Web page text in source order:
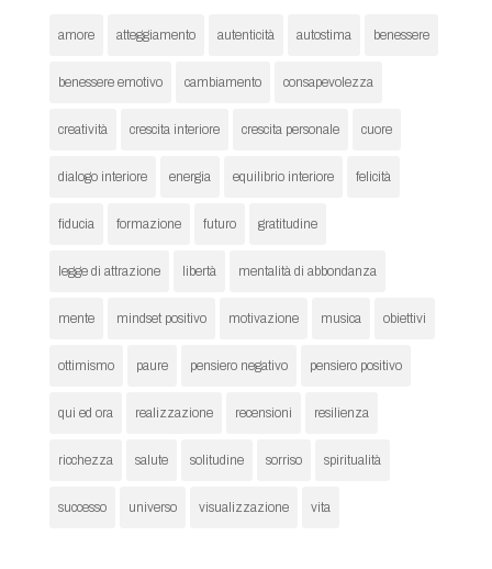
amore atteggiamento autenticità autostima benessere
benessere emotivo cambiamento consapevolezza
creatività crescita interiore crescita personale cuore
dialogo interiore energia equilibrio interiore felicità
fiducia formazione futuro gratitudine
legge di attrazione libertà mentalità di abbondanza
mente mindset positivo motivazione musica obiettivi
ottimismo paure pensiero negativo pensiero positivo
qui ed ora realizzazione recensioni resilienza
ricchezza salute solitudine sorriso spiritualità
successo universo visualizzazione vita